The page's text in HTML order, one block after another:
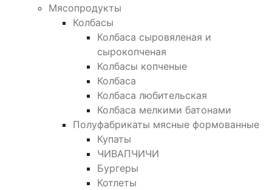
Мясопродукты
Колбасы
Колбаса сыровяленая и
сырокопченая
Колбасы копченые
Колбаса
Колбаса любительская
Колбаса мелкими батонами
Полуфабрикаты мясные формованные
Купаты
ЧИВАПЧИЧИ
Бургеры
Котлеты